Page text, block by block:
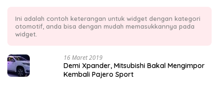
Ini adalah contoh keterangan untuk widget dengan kategori
otomotif, anda bisa dengan mudah memasukkannya pada
widget.
16 Maret 2019
Demi Xpander, Mitsubishi Bakal Mengimpor
Kembali Pajero Sport